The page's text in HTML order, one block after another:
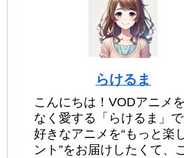
らけるま
こんにちは！VODアニメ
なく愛する「らけるま」で
好きなアニメを“もっと楽
ント”をお届けしたくて、